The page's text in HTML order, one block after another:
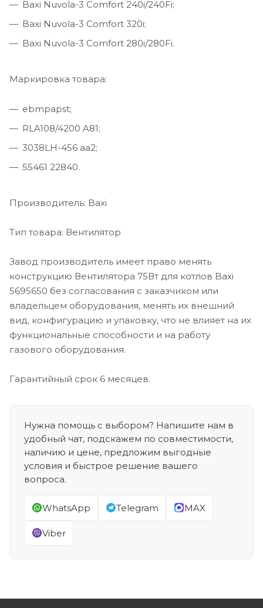
Baxi Nuvola-3 Comfort 240i/240Fi;
Baxi Nuvola-3 Comfort 320i;
Baxi Nuvola-3 Comfort 280i/280Fi.
Маркировка товара:
ebmpapst;
RLA108/4200 A81;
3038LH-456 aa2;
55461 22840.
Производитель: Baxi
Тип товара: Вентилятор
Завод производитель имеет право менять
конструкцию Вентилятора 75Вт для котлов Baxi
5695650 без согласования с заказчиком или
владельцем оборудования, менять их внешний
вид, конфигурацию и упаковку, что не влияет на их
функциональные способности и на работу
газового оборудования.
Гарантийный срок 6 месяцев.
Нужна помощь с выбором? Напишите нам в
удобный чат, подскажем по совместимости,
наличию и цене, предложим выгодные
условия и быстрое решение вашего
вопроса.
WhatsApp Telegram MAX
Viber